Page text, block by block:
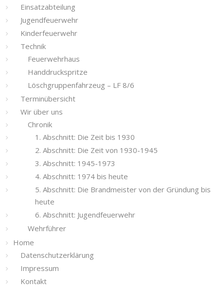
Einsatzabteilung
Jugendfeuerwehr
Kinderfeuerwehr
Technik
Feuerwehrhaus
Handdruckspritze
Löschgruppenfahrzeug – LF 8/6
Terminübersicht
Wir über uns
Chronik
1. Abschnitt: Die Zeit bis 1930
2. Abschnitt: Die Zeit von 1930-1945
3. Abschnitt: 1945-1973
4. Abschnitt: 1974 bis heute
5. Abschnitt: Die Brandmeister von der Gründung bis
heute
6. Abschnitt: Jugendfeuerwehr
Wehrführer
Home
Datenschutzerklärung
Impressum
Kontakt